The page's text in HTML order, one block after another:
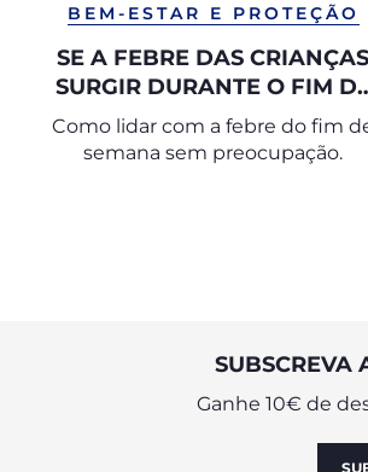
BEM-ESTAR E PROTEÇÃO
SE A FEBRE DAS CRIANÇAS
SURGIR DURANTE O FIM
SEMANA
Como lidar com a febre do fim
semana sem preocupação.
SUBSCREVA
Ganhe 10€ de